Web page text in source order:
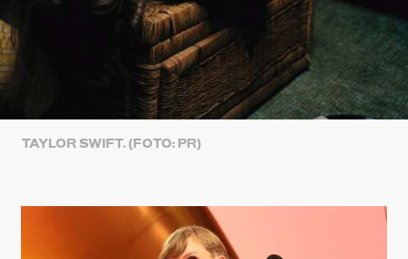
TAYLOR SWIFT. (FOTO: PR)